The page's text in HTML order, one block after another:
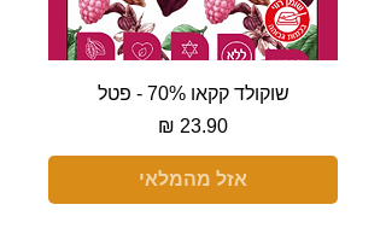
שוקולד קקאו 70% - פטל
מחיר
אזל מהמלאי